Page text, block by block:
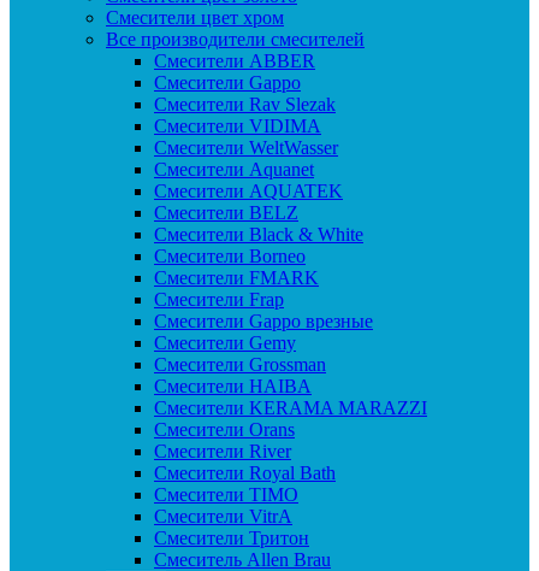
Смесители цвет хром
Все производители смесителей
Cмесители ABBER
Cмесители Gappo
Cмесители Rav Slezak
Cмесители VIDIMA
Cмесители WeltWasser
Смесители Aquanet
Смесители AQUATEK
Смесители BELZ
Смесители Black & White
Смесители Borneo
Смесители FMARK
Смесители Frap
Смесители Gappo врезные
Смесители Gemy
Смесители Grossman
Смесители HAIBA
Смесители KERAMA MARAZZI
Смесители Orans
Смесители River
Смесители Royal Bath
Смесители TIMO
Смесители VitrA
Смесители Тритон
Смеситель Allen Brau